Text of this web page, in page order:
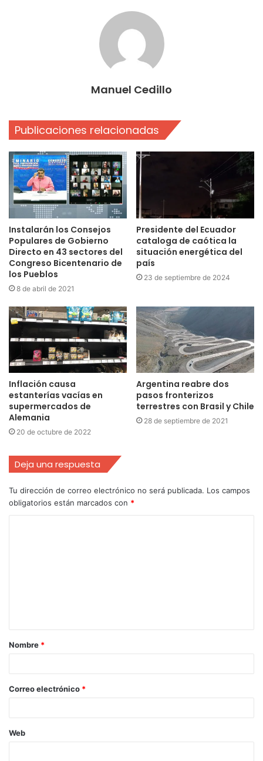
Manuel Cedillo
Publicaciones relacionadas
Instalarán los Consejos
Populares de Gobierno
Directo en 43 sectores del
Congreso Bicentenario de
los Pueblos
8 de abril de 2021
Presidente del Ecuador
cataloga de caótica la
situación energética del
país
23 de septiembre de 2024
Inflación causa
estanterías vacías en
supermercados de
Alemania
20 de octubre de 2022
Argentina reabre dos
pasos fronterizos
terrestres con Brasil y Chile
28 de septiembre de 2021
Deja una respuesta
Tu dirección de correo electrónico no será publicada. Los campos
obligatorios están marcados con *
Nombre *
Correo electrónico *
Web